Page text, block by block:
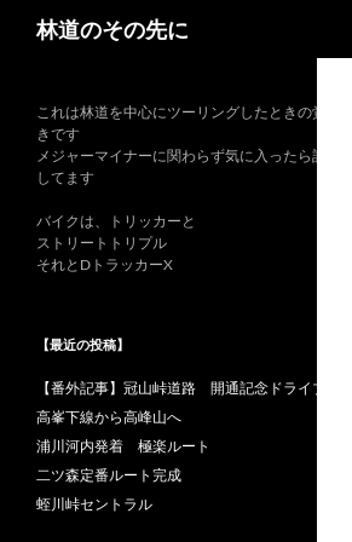
林道のその先に
これは林道を中心にツーリングしたときの覚書
きです
メジャーマイナーに関わらず気に入ったら記録
してます
バイクは、トリッカーと
ストリートトリプル
それとDトラッカーX
【最近の投稿】
【番外記事】冠山峠道路 開通記念ドライブ
高峯下線から高峰山へ
浦川河内発着 極楽ルート
二ツ森定番ルート完成
蛭川峠セントラル